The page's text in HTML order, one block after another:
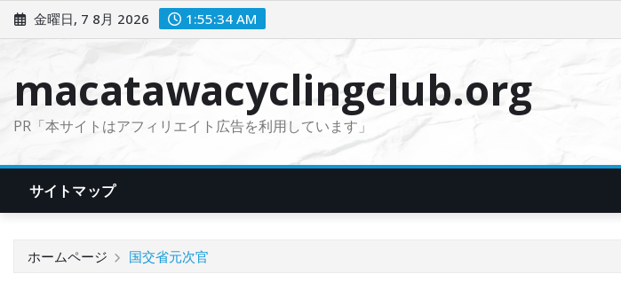
ン
金曜日, 7 8月 2026 1:55:34 AM
macatawacyclingclub.org
PR「本サイトはアフィリエイト広告を利用しています」
サイトマップ
ホームページ 国交省元次官